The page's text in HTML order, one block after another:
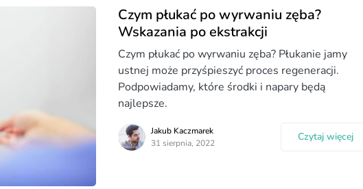
Czym płukać po wyrwaniu zęba?
Wskazania po ekstrakcji
Czym płukać po wyrwaniu zęba? Płukanie jamy
ustnej może przyśpieszyć proces regeneracji.
Podpowiadamy, które środki i napary będą
najlepsze.
Jakub Kaczmarek
31 sierpnia, 2022
Czytaj więcej